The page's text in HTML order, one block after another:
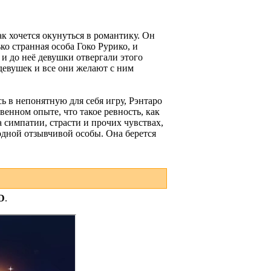
окунуться в романтику. Он
странная особа Гоко Рурико, и
до неё девушки отвергали этого
и все они желают с ним
в непонятную для себя игру, Рэнтаро
опыте, что такое ревность, как
страсти и прочих чувствах,
отзывчивой особы. Она берется
.